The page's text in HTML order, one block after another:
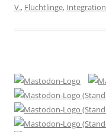
V., Flüchtlinge, Integration